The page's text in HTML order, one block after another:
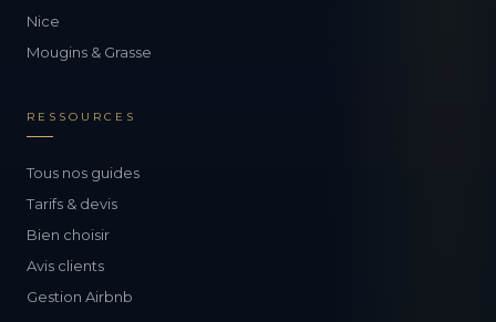
Nice
Mougins & Grasse
RESSOURCES
Tous nos guides
Tarifs & devis
Bien choisir
Avis clients
Gestion Airbnb